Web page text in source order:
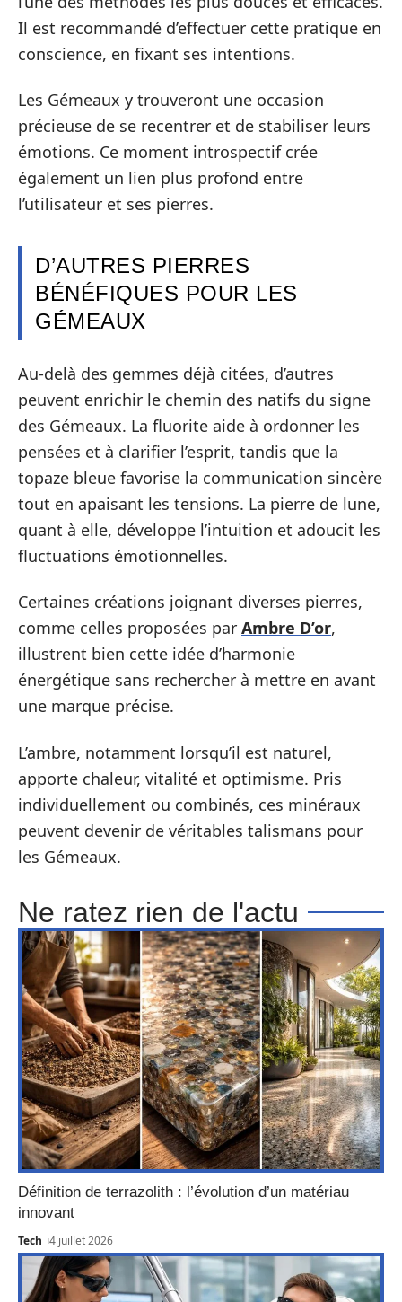
Il est recommandé d’effectuer cette pratique en
conscience, en fixant ses intentions.
Les Gémeaux y trouveront une occasion
précieuse de se recentrer et de stabiliser leurs
émotions. Ce moment introspectif crée
également un lien plus profond entre
l’utilisateur et ses pierres.
D’AUTRES PIERRES
BÉNÉFIQUES POUR LES
GÉMEAUX
Au-delà des gemmes déjà citées, d’autres
peuvent enrichir le chemin des natifs du signe
des Gémeaux. La fluorite aide à ordonner les
pensées et à clarifier l’esprit, tandis que la
topaze bleue favorise la communication sincère
tout en apaisant les tensions. La pierre de lune,
quant à elle, développe l’intuition et adoucit les
fluctuations émotionnelles.
Certaines créations joignant diverses pierres,
comme celles proposées par Ambre D’or,
illustrent bien cette idée d’harmonie
énergétique sans rechercher à mettre en avant
une marque précise.
L’ambre, notamment lorsqu’il est naturel,
apporte chaleur, vitalité et optimisme. Pris
individuellement ou combinés, ces minéraux
peuvent devenir de véritables talismans pour
les Gémeaux.
Ne ratez rien de l'actu
Définition de terrazolith : l’évolution d’un matériau
innovant
Tech 4 juillet 2026